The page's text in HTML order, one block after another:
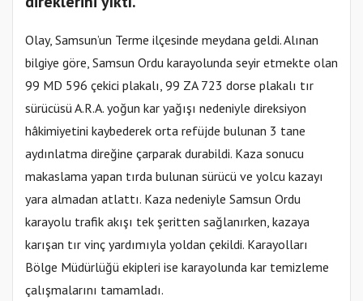
Olay, Samsun’un Terme ilçesinde meydana geldi. Alınan
bilgiye göre, Samsun Ordu karayolunda seyir etmekte olan
99 MD 596 çekici plakalı, 99 ZA 723 dorse plakalı tır
sürücüsü A.R.A. yoğun kar yağışı nedeniyle direksiyon
hâkimiyetini kaybederek orta refüjde bulunan 3 tane
aydınlatma direğine çarparak durabildi. Kaza sonucu
makaslama yapan tırda bulunan sürücü ve yolcu kazayı
yara almadan atlattı. Kaza nedeniyle Samsun Ordu
karayolu trafik akışı tek şeritten sağlanırken, kazaya
karışan tır vinç yardımıyla yoldan çekildi. Karayolları
Bölge Müdürlüğü ekipleri ise karayolunda kar temizleme
çalışmalarını tamamladı.